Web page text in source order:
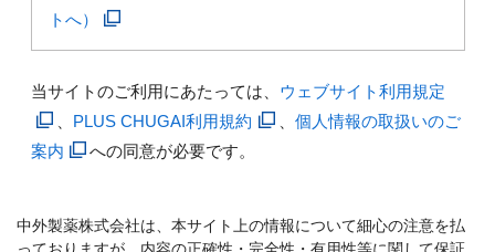
トへ）
当サイトのご利用にあたっては、 ウェブサイト利用規定
PLUS CHUGAI利用規約
個人情報の取扱いのご
案内
への同意が必要です。
中外製薬株式会社は、本サイト上の情報について細心の注意を払
っておりますが、内容の正確性・完全性・有用性等に関して保証